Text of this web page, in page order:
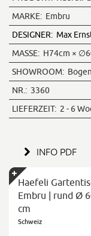
MARKE: Embru
DESIGNER: Max
MASSE: H74cm ×
SHOWROOM:
NR.: 3360
LIEFERZEIT: 2 - 6
INFO PDF
Haefeli
Embru | rund Ø
cm
Schweiz